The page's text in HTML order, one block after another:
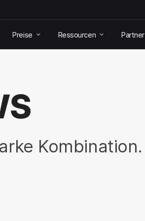
Preise Ressourcen Partner
Kombination.